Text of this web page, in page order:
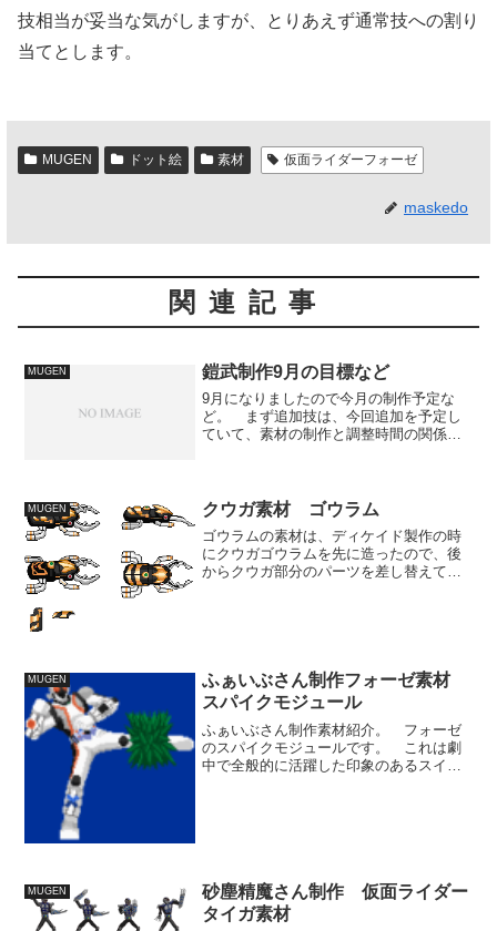
技相当が妥当な気がしますが、とりあえず通常技への割り
当てとします。
MUGEN ドット絵 素材 仮面ライダーフォーゼ
maskedo
関連記事
MUGEN 鎧武制作9月の目標など
9月になりましたので今月の制作予定な
ど。 まず追加技は、今回追加を予定し
ていて、素材の制作と調整時間の関係で
に相手を拘束している状態...
MUGEN クウガ素材 ゴウラム
ゴウラムの素材は、ディケイド製作の時
にクウガゴウラムを先に造ったので、後
からクウガ部分のパーツを差し替えてゴ
MUGEN
ふぁいぶさん制作フォーゼ素材
スパイクモジュール
ふぁいぶさん制作素材紹介。 フォーゼ
のスパイクモジュールです。 これは劇
中で全般的に活躍した印象のあるスイッ
MUGEN
砂塵精魔さん制作 仮面ライダー
タイガ素材